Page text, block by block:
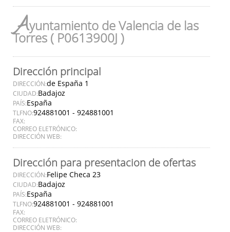
Ayuntamiento de Valencia de las
Torres ( P0613900J )
Dirección principal
DIRECCIÓN:de España 1
CIUDAD:Badajoz
PAÍS:España
TLFNO:924881001 - 924881001
FAX:
CORREO ELETRÓNICO:
DIRECCIÓN WEB:
Dirección para presentacion de ofertas
DIRECCIÓN:Felipe Checa 23
CIUDAD:Badajoz
PAÍS:España
TLFNO:924881001 - 924881001
FAX:
CORREO ELETRÓNICO:
DIRECCIÓN WEB: